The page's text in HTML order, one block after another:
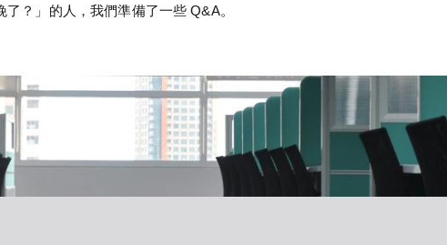
？」的人，我們準備了一些 Q&A。